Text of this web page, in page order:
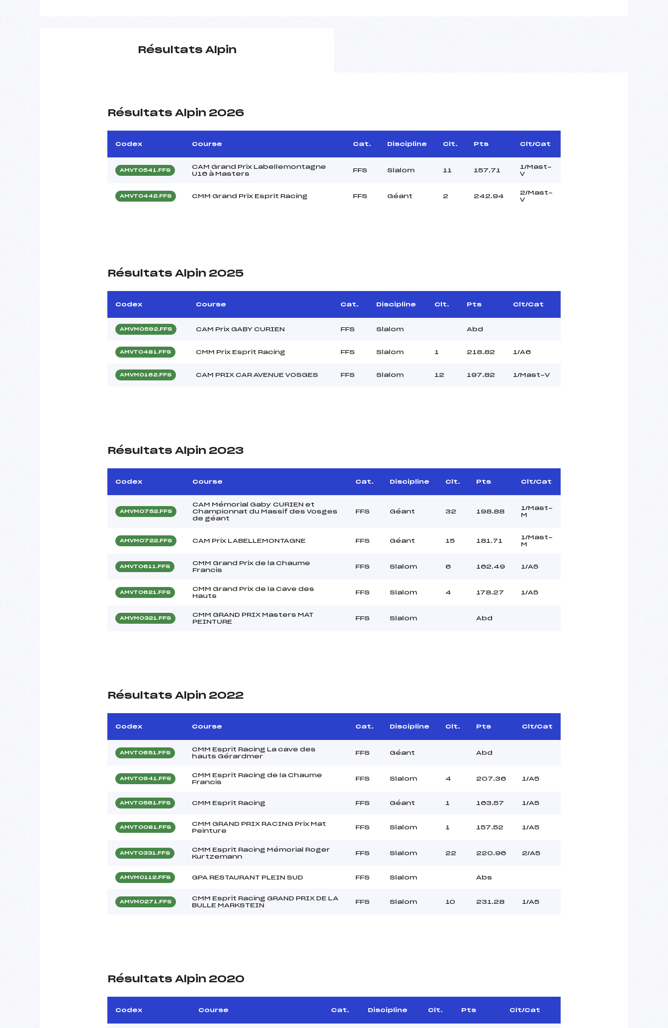
Résultats Alpin
Résultats Alpin 2026
Codex Course Cat. Discipline Clt. Pts Clt/Cat
AMVT0541.FFS
CAM Grand Prix Labellemontagne
U16 à Masters
FFS Slalom 11 157.71
1/Mast-
V
AMVT0442.FFS CMM Grand Prix Esprit Racing FFS Géant 2 242.94
2/Mast-
V
Résultats Alpin 2025
Codex Course Cat. Discipline Clt. Pts Clt/Cat
AMVM0592.FFS CAM Prix GABY CURIEN FFS Slalom Abd
AMVT0481.FFS CMM Prix Esprit Racing FFS Slalom 1 218.82 1/A6
AMVM0162.FFS CAM PRIX CAR AVENUE VOSGES FFS Slalom 12 197.82 1/Mast-V
Résultats Alpin 2023
Codex Course Cat. Discipline Clt. Pts Clt/Cat
AMVM0752.FFS
CAM Mémorial Gaby CURIEN et
Championnat du Massif des Vosges
de géant
FFS Géant 32 198.88
1/Mast-
M
AMVM0722.FFS CAM Prix LABELLEMONTAGNE FFS Géant 15 181.71
1/Mast-
M
AMVT0611.FFS
CMM Grand Prix de la Chaume
Francis
FFS Slalom 6 162.49 1/A5
AMVT0621.FFS
CMM Grand Prix de la Cave des
Hauts
FFS Slalom 4 178.27 1/A5
AMVM0321.FFS
CMM GRAND PRIX Masters MAT
PEINTURE
FFS Slalom Abd
Résultats Alpin 2022
Codex Course Cat. Discipline Clt. Pts Clt/Cat
AMVT0651.FFS
CMM Esprit Racing La cave des
hauts Gérardmer
FFS Géant Abd
AMVT0941.FFS
CMM Esprit Racing de la Chaume
Francis
FFS Slalom 4 207.36 1/A5
AMVT0561.FFS CMM Esprit Racing FFS Géant 1 163.57 1/A5
AMVT0081.FFS
CMM GRAND PRIX RACING Prix Mat
Peinture
FFS Slalom 1 157.52 1/A5
AMVT0331.FFS
CMM Esprit Racing Mémorial Roger
Kurtzemann
FFS Slalom 22 220.96 2/A5
AMVM0112.FFS GPA RESTAURANT PLEIN SUD FFS Slalom Abs
AMVM0271.FFS
CMM Esprit Racing GRAND PRIX DE LA
BULLE MARKSTEIN
FFS Slalom 10 231.28 1/A5
Résultats Alpin 2020
Codex Course Cat. Discipline Clt. Pts Clt/Cat